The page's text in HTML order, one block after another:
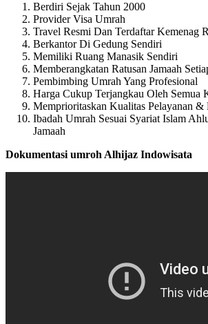
Berdiri Sejak Tahun 2000
Provider Visa Umrah
Travel Resmi Dan Terdaftar Kemenag
Berkantor Di Gedung Sendiri
Memiliki Ruang Manasik Sendiri
Memberangkatan Ratusan Jamaah
Pembimbing Umrah Yang Profesional
Harga Cukup Terjangkau Oleh Semua
Memprioritaskan Kualitas Pelayanan &
Ibadah Umrah Sesuai Syariat Islam
Jamaah
Dokumentasi umroh Alhijaz Indowisata